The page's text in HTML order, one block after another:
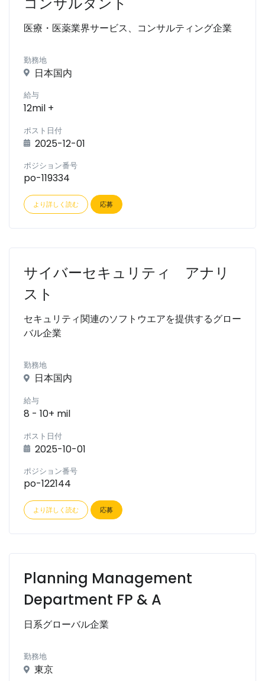
医療・医薬業界サービス、コンサルティング企業
勤務地
日本国内
給与
12mil +
ポスト日付
2025-12-01
ポジション番号
po-119334
より詳しく読む 応募
サイバーセキュリティ アナリ
スト
セキュリティ関連のソフトウエアを提供するグロー
バル企業
勤務地
日本国内
給与
8 - 10+ mil
ポスト日付
2025-10-01
ポジション番号
po-122144
より詳しく読む 応募
Planning Management
Department FP & A
日系グローバル企業
勤務地
東京